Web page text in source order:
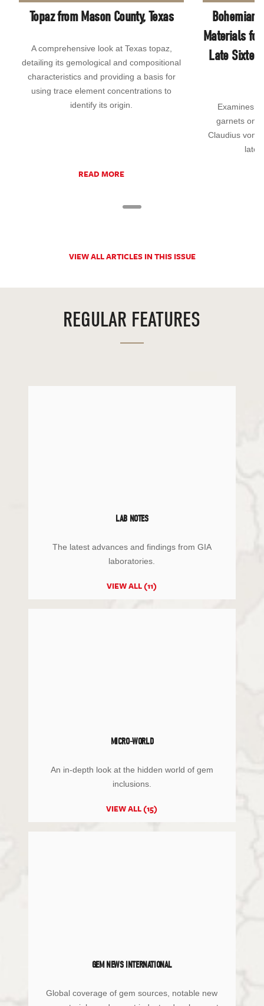
Topaz from Mason County, Texas
A comprehensive look at Texas topaz,
detailing its gemological and compositional
characteristics and providing a basis for
using trace element concentrations to
identify its origin.
READ MORE
Bohemian
Materials
Late
Examines
garnets on
Claudius vom
late
VIEW ALL ARTICLES IN THIS ISSUE
REGULAR FEATURES
LAB NOTES
The latest advances and findings from GIA
laboratories.
VIEW ALL (11)
MICRO-WORLD
An in-depth look at the hidden world of gem
inclusions.
VIEW ALL (15)
GEM NEWS INTERNATIONAL
Global coverage of gem sources, notable new